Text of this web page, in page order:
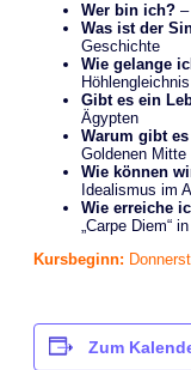
Wer bin ich?
Was ist der
Geschichte
Wie gelange
Höhlengleichnis
Gibt es ein
Ägypten
Warum gibt
Goldenen Mitte
Wie können
Idealismus im
Wie erreiche
„Carpe Diem“
Kursbeginn:
Zum